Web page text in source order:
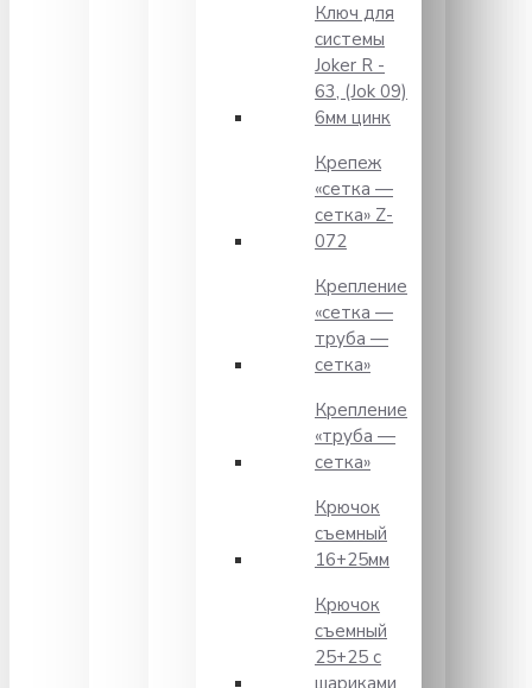
Ключ для
системы
Joker R -
63, (Jok 09)
6мм цинк
Крепеж
«сетка —
сетка» Z-
072
Крепление
«сетка —
труба —
сетка»
Крепление
«труба —
сетка»
Крючок
съемный
16+25мм
Крючок
съемный
25+25 с
шариками